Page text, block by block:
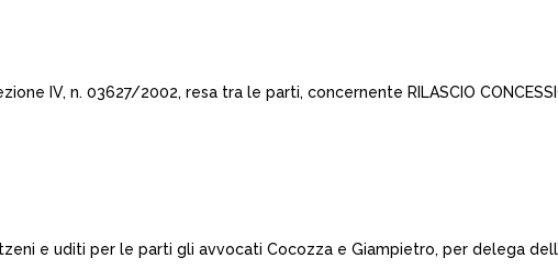
IV, n. 03627/2002, resa tra le parti, concernente RILASCIO
e uditi per le parti gli avvocati Cocozza e Giampietro, per delega